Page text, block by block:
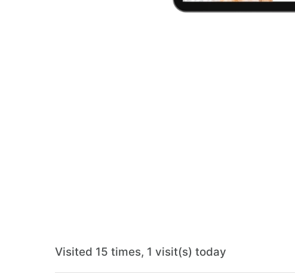
Visited 15 times, 1 visit(s) today